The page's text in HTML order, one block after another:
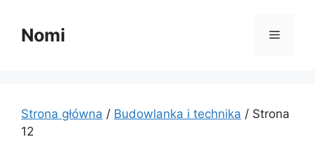
treściNomi Menu
Strona główna / Budowlanka i technika / Strona
12